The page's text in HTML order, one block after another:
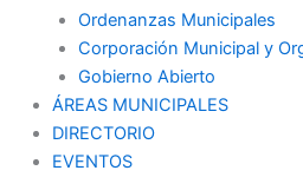
Ordenanzas Municipales
Corporación Municipal y
Gobierno Abierto
ÁREAS MUNICIPALES
DIRECTORIO
EVENTOS